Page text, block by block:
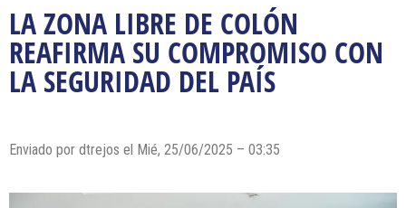
LA ZONA LIBRE DE COLÓN
REAFIRMA SU COMPROMISO CON
LA SEGURIDAD DEL PAÍS
Enviado por dtrejos el Mié, 25/06/2025 – 03:35